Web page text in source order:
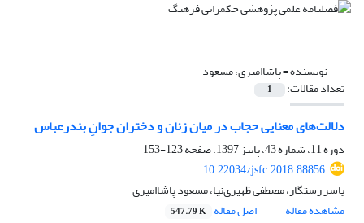
نویسنده =پاشاامیری، مسعود
تعداد مقالات: 1
دلالت‌های معنایی حجاب در میان زنان و دختران جوانِ بندرعباس
دوره 11، شماره 43، پاییز 1397، صفحه
123-153
10.22034/jsfc.2018.88856
یاسر رستگار، مصطفی ظهیری‌نیا، مسعود پاشاامیری
مشاهده مقاله
اصل مقاله 547.79 K